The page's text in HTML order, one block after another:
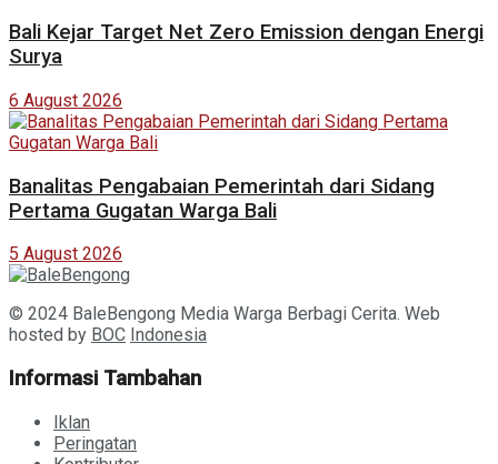
Bali Kejar Target Net Zero Emission dengan Energi
Surya
6 August 2026
Banalitas Pengabaian Pemerintah dari Sidang
Pertama Gugatan Warga Bali
5 August 2026
© 2024 BaleBengong Media Warga Berbagi Cerita. Web
hosted by BOC Indonesia
Informasi Tambahan
Iklan
Peringatan